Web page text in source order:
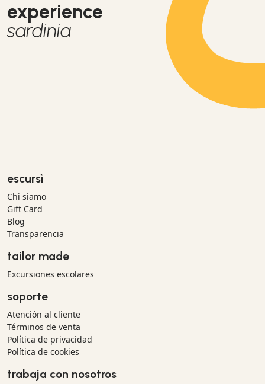
experience
sardinia
escursì
Chi siamo
Gift Card
Blog
Transparencia
tailor made
Excursiones escolares
soporte
Atención al cliente
Términos de venta
Política de privacidad
Política de cookies
trabaja con nosotros